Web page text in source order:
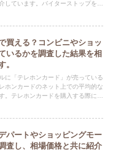
しています。バイターストップを購
買える？コンビニやショッ
いるかを調査した結果を相
。
に「テレホンカード」が売っている
ホンカードのネット上での平均的な
。テレホンカードを購入する際にぜ
パートやショッピングモー
査し、相場価格と共に紹介